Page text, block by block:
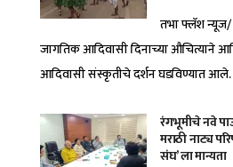
तभा फ्लॅश न्यूज/
जागतिक आदिवासी दिनाच्या औचित्याने
आदिवासी संस्कृतीचे दर्शन घडविण्यात
रंगभूमीचे नवे
मराठी नाट्य
संघ’ ला मान्यता